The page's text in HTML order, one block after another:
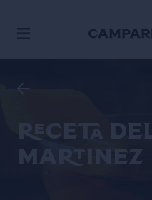
Receta
Martinez